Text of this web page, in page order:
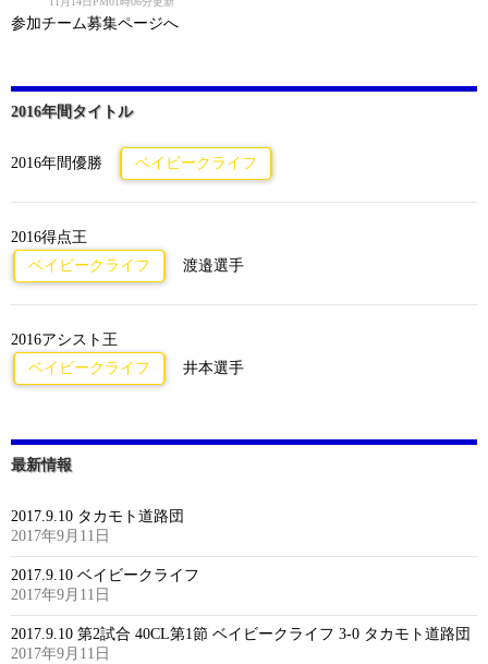
参加チーム募集ページへ
2016年間タイトル
2016年間優勝 ベイビークライフ
2016得点王
ベイビークライフ
渡邉選手
2016アシスト王
ベイビークライフ
井本選手
最新情報
2017.9.10 タカモト道路団
2017年9月11日
2017.9.10 ベイビークライフ
2017年9月11日
2017.9.10 第2試合 40CL第1節 ベイビークライフ 3-0 タカモト道路団
2017年9月11日